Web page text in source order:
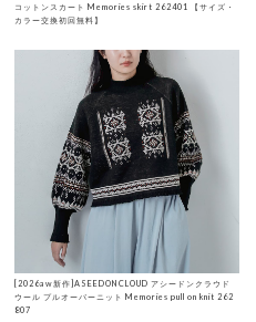
コットンスカート Memories skirt 262401 【サイズ・
カラー交換初回無料】
[2026aw新作]ASEEDONCLOUD アシードンクラウド
ウール プルオーバーニット Memories pull on knit 262
807